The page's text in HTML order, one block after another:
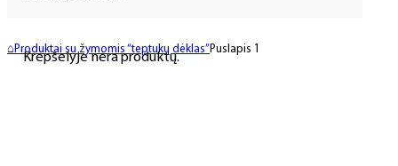
Krepšelyje nėra produktų.
⌂ Produktai su žymomis “teptukų dėklas” Puslapis 1